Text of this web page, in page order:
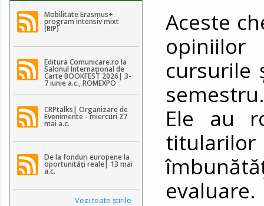
Mobilitate Erasmus+
program intensiv mixt
(BIP)
Editura Comunicare.ro la
Salonul Internațional de
Carte BOOKFEST 2026| 3-
7 iunie a.c., ROMEXPO
CRPtalks| Organizare de
Evenimente - miercuri 27
mai a.c.
De la fonduri europene la
oportunități reale| 13 mai
a.c.
Vezi toate ştirile
Aceste
cursurile
Ele au
evaluare.